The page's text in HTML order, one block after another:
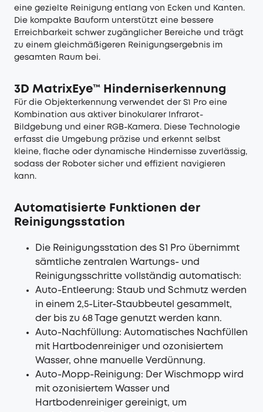
eine gezielte Reinigung entlang von Ecken und Kanten.
Die kompakte Bauform unterstützt eine bessere
Erreichbarkeit schwer zugänglicher Bereiche und trägt
zu einem gleichmäßigeren Reinigungsergebnis im
gesamten Raum bei.
3D MatrixEye™ Hinderniserkennung
Für die Objekterkennung verwendet der S1 Pro eine
Kombination aus aktiver binokularer Infrarot-
Bildgebung und einer RGB-Kamera. Diese Technologie
erfasst die Umgebung präzise und erkennt selbst
kleine, flache oder dynamische Hindernisse zuverlässig,
sodass der Roboter sicher und effizient navigieren
kann.
Automatisierte Funktionen der
Reinigungsstation
Die Reinigungsstation des S1 Pro übernimmt
sämtliche zentralen Wartungs- und
Reinigungsschritte vollständig automatisch:
Auto-Entleerung: Staub und Schmutz werden
in einem 2,5-Liter-Staubbeutel gesammelt,
der bis zu 68 Tage genutzt werden kann.
Auto-Nachfüllung: Automatisches Nachfüllen
mit Hartbodenreiniger und ozonisiertem
Wasser, ohne manuelle Verdünnung.
Auto-Mopp-Reinigung: Der Wischmopp wird
mit ozonisiertem Wasser und
Hartbodenreiniger gereinigt, um